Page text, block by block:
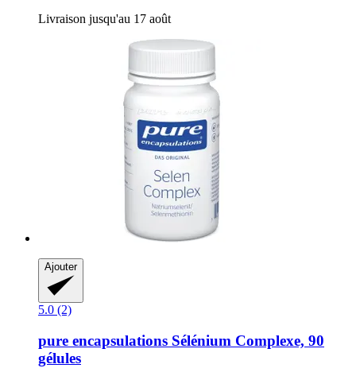
Livraison jusqu'au 17 août
Ajouter
5.0 (2)
pure encapsulations Sélénium Complexe, 90
gélules